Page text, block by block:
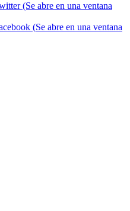
(Se abre en una ventana
(Se abre en una ventana